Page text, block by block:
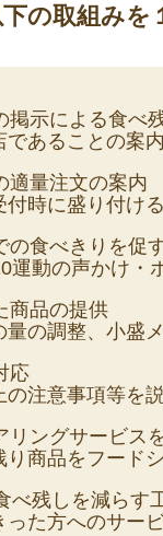
下の取組みを
掲示による食べ
であることの案
適量注文の案内
付時に盛り付け
の食べきりを促
運動の声かけ・
商品の提供
量の調整、小盛
応
の注意事項等を
リングサービス
り商品をフード
べ残しを減らす
った方へのサー